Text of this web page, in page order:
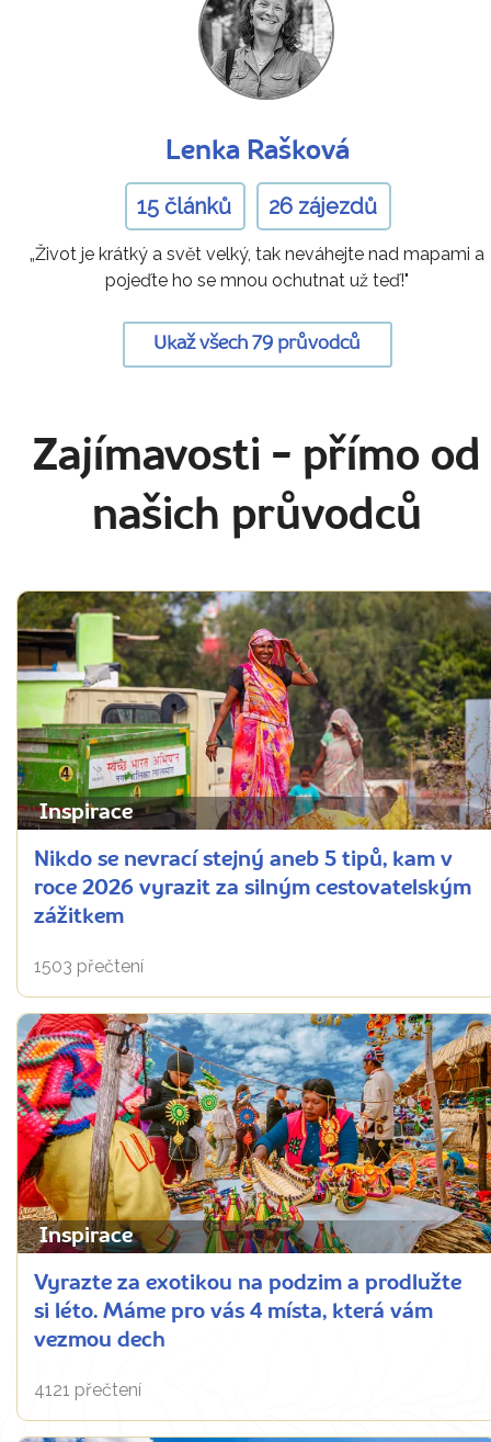
Lenka Rašková
15 článků 26 zájezdů
„Život je krátký a svět velký, tak neváhejte nad mapami a
pojeďte ho se mnou ochutnat už teď!"
Ukaž všech 79 průvodců
Zajímavosti - přímo od
našich průvodců
Inspirace
Nikdo se nevrací stejný aneb 5 tipů, kam v
roce 2026 vyrazit za silným cestovatelským
zážitkem
1503 přečtení
Inspirace
Vyrazte za exotikou na podzim a prodlužte
si léto. Máme pro vás 4 místa, která vám
vezmou dech
4121 přečtení